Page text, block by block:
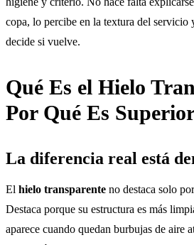
copa, lo percibe en la textura del servicio
decide si vuelve.
Qué Es el Hielo
Por Qué Es
La diferencia real está
El hielo transparente no destaca solo
Destaca porque su estructura es más
aparece cuando quedan burbujas de aire